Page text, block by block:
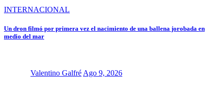
INTERNACIONAL
Un dron filmó por primera vez el nacimiento de una ballena jorobada en
medio del mar
Valentino Galfré Ago 9, 2026